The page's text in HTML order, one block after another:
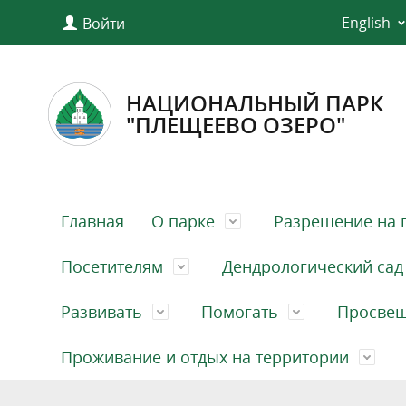
Войти English
НАЦИОНАЛЬНЫЙ ПАРК
"ПЛЕЩЕЕВО ОЗЕРО"
Главная О парке Разрешение на
Посетителям Дендрологический сад
Развивать Помогать
Проживание и отдых на территории